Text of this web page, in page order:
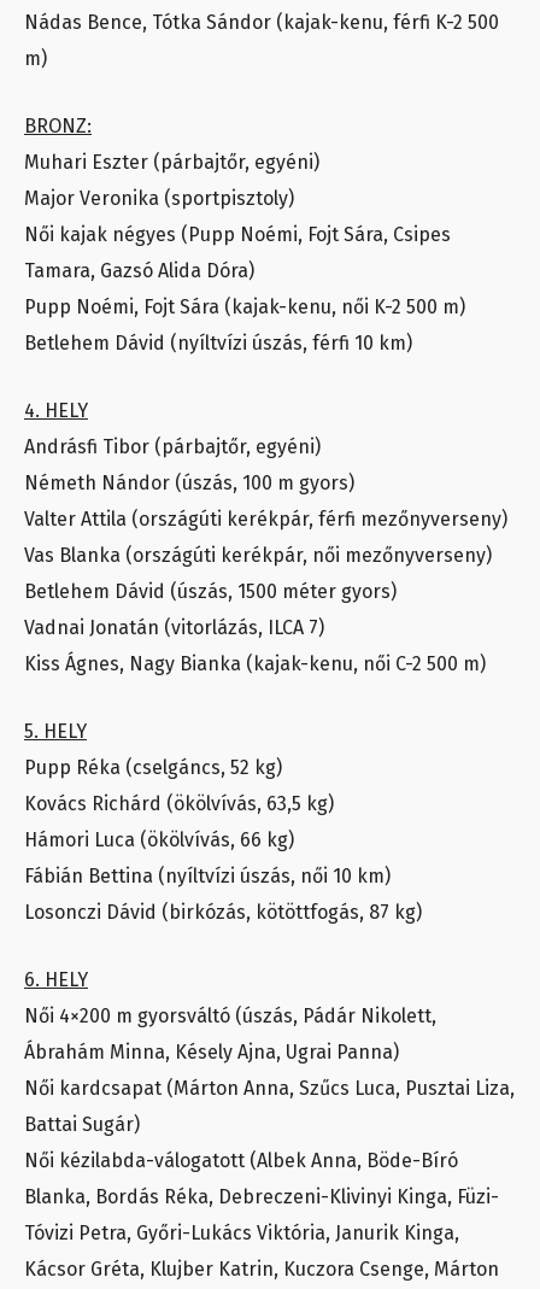
Nádas Bence, Tótka Sándor (kajak-kenu, férfi K-2 500
m)
BRONZ:
Muhari Eszter (párbajtőr, egyéni)
Major Veronika (sportpisztoly)
Női kajak négyes (Pupp Noémi, Fojt Sára, Csipes
Tamara, Gazsó Alida Dóra)
Pupp Noémi, Fojt Sára (kajak-kenu, női K-2 500 m)
Betlehem Dávid (nyíltvízi úszás, férfi 10 km)
4. HELY
Andrásfi Tibor (párbajtőr, egyéni)
Németh Nándor (úszás, 100 m gyors)
Valter Attila (országúti kerékpár, férfi mezőnyverseny)
Vas Blanka (országúti kerékpár, női mezőnyverseny)
Betlehem Dávid (úszás, 1500 méter gyors)
Vadnai Jonatán (vitorlázás, ILCA 7)
Kiss Ágnes, Nagy Bianka (kajak-kenu, női C-2 500 m)
5. HELY
Pupp Réka (cselgáncs, 52 kg)
Kovács Richárd (ökölvívás, 63,5 kg)
Hámori Luca (ökölvívás, 66 kg)
Fábián Bettina (nyíltvízi úszás, női 10 km)
Losonczi Dávid (birkózás, kötöttfogás, 87 kg)
6. HELY
Női 4×200 m gyorsváltó (úszás, Pádár Nikolett,
Ábrahám Minna, Késely Ajna, Ugrai Panna)
Női kardcsapat (Márton Anna, Szűcs Luca, Pusztai Liza,
Battai Sugár)
Női kézilabda-válogatott (Albek Anna, Böde-Bíró
Blanka, Bordás Réka, Debreczeni-Klivinyi Kinga, Füzi-
Tóvizi Petra, Győri-Lukács Viktória, Janurik Kinga,
Kácsor Gréta, Klujber Katrin, Kuczora Csenge, Márton